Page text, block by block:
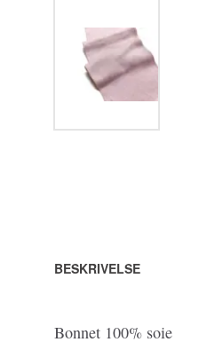
BESKRIVELSE
Bonnet 100% soie